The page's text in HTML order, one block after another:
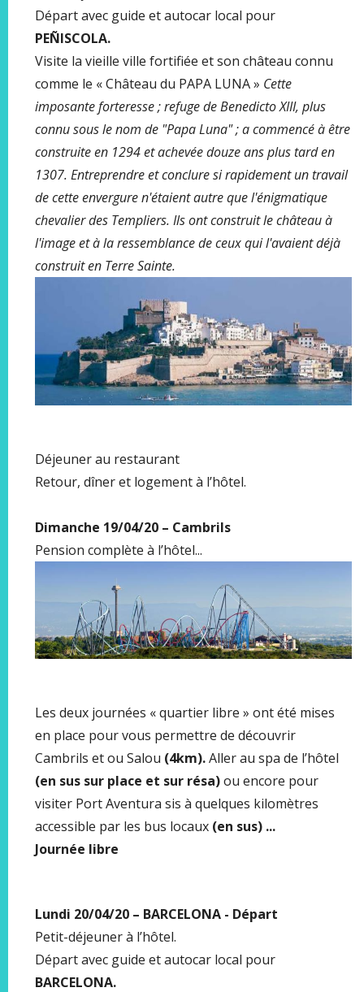
Départ avec guide et autocar local pour
PEÑISCOLA.
Visite la vieille ville fortifiée et son château connu
comme le « Château du PAPA LUNA » Cette
imposante forteresse ; refuge de Benedicto XIII, plus
connu sous le nom de "Papa Luna" ; a commencé à être
construite en 1294 et achevée douze ans plus tard en
1307. Entreprendre et conclure si rapidement un travail
de cette envergure n'étaient autre que l'énigmatique
chevalier des Templiers. Ils ont construit le château à
l'image et à la ressemblance de ceux qui l'avaient déjà
construit en Terre Sainte.
Déjeuner au restaurant
Retour, dîner et logement à l’hôtel.
Dimanche 19/04/20 – Cambrils
Pension complète à l’hôtel...
Les deux journées « quartier libre » ont été mises
en place pour vous permettre de découvrir
Cambrils et ou Salou (4km).Aller au spa de l’hôtel
(en sus sur place et sur résa)ou encore pour
visiter Port Aventura sis à quelques kilomètres
accessible par les bus locaux (en sus) ...
Journée libre
Lundi 20/04/20 – BARCELONA - Départ
Petit-déjeuner à l’hôtel.
Départ avec guide et autocar local pour
BARCELONA.